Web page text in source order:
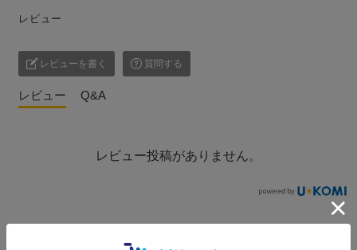
レビュー
レビューを書く 質問する
レビュー Q&A
レビュー投稿がありません。